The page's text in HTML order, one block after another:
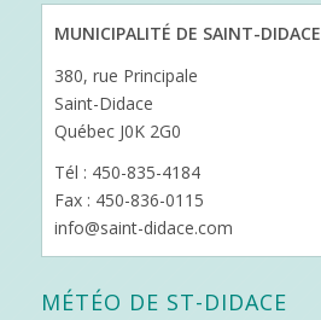
MUNICIPALITÉ DE SAINT-DIDACE
380, rue Principale
Saint-Didace
Québec J0K 2G0
Tél : 450-835-4184
Fax : 450-836-0115
info@saint-didace.com
MÉTÉO DE ST-DIDACE